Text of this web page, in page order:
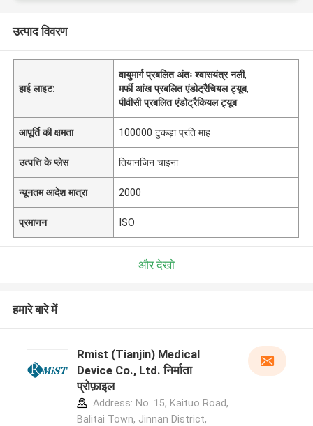
उत्पाद विवरण
हाई लाइट:
वायुमार्ग प्रबलित अंतः श्वासयंत्र नली,
मर्फी आंख प्रबलित एंडोट्रैचियल ट्यूब,
पीवीसी प्रबलित एंडोट्रैकियल ट्यूब
आपूर्ति की क्षमता 100000 टुकड़ा प्रति माह
उत्पत्ति के प्लेस तियानजिन चाइना
न्यूनतम आदेश मात्रा 2000
प्रमाणन ISO
और देखो
हमारे बारे में
Rmist (Tianjin) Medical
Device Co., Ltd. निर्माता
प्रोफ़ाइल
Address: No. 15, Kaituo Road,
Balitai Town, Jinnan District,